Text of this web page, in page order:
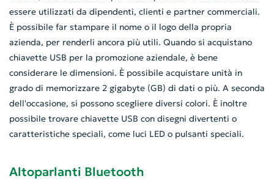
essere utilizzati da dipendenti, clienti e partner commerciali.
È possibile far stampare il nome o il logo della propria
azienda, per renderli ancora più utili. Quando si acquistano
chiavette USB per la promozione aziendale, è bene
considerare le dimensioni. È possibile acquistare unità in
grado di memorizzare 2 gigabyte (GB) di dati o più. A seconda
dell'occasione, si possono scegliere diversi colori. È inoltre
possibile trovare chiavette USB con disegni divertenti o
caratteristiche speciali, come luci LED o pulsanti speciali.
Altoparlanti Bluetooth